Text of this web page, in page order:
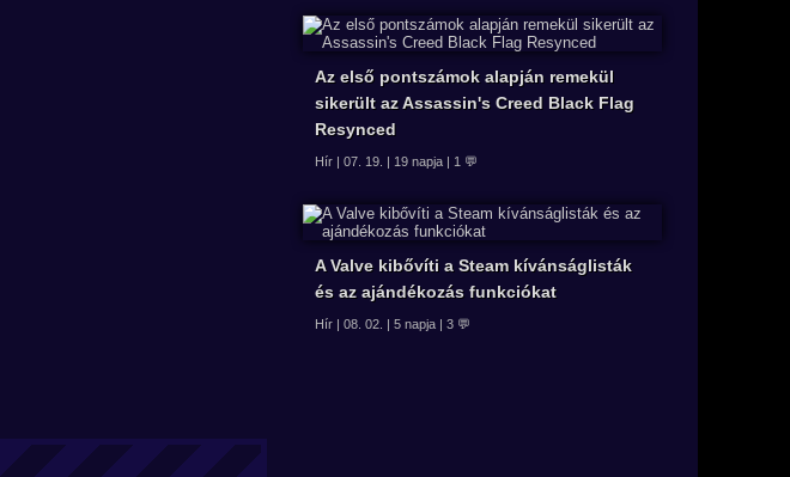
Az első pontszámok alapján remekül
sikerült az Assassin's Creed Black Flag
Resynced
Hír | 07. 19. | 19 napja | 1 💬
A Valve kibővíti a Steam kívánságlisták
és az ajándékozás funkciókat
Hír | 08. 02. | 5 napja | 3 💬